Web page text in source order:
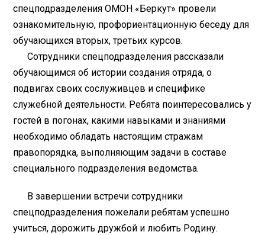
спецподразделения ОМОН «Беркут» провели
ознакомительную, профориентационную беседу для
обучающихся вторых, третьих курсов.
Сотрудники спецподразделения рассказали
обучающимся об истории создания отряда, о
подвигах своих сослуживцев и специфике
служебной деятельности. Ребята поинтересовались у
гостей в погонах, какими навыками и знаниями
необходимо обладать настоящим стражам
правопорядка, выполняющим задачи в составе
специального подразделения ведомства.
В завершении встречи сотрудники
спецподразделения пожелали ребятам успешно
учиться, дорожить дружбой и любить Родину.